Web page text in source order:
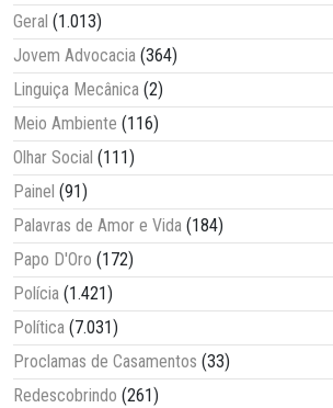
Geral (1.013)
Jovem Advocacia (364)
Linguiça Mecânica (2)
Meio Ambiente (116)
Olhar Social (111)
Painel (91)
Palavras de Amor e Vida (184)
Papo D'Oro (172)
Polícia (1.421)
Política (7.031)
Proclamas de Casamentos (33)
Redescobrindo (261)